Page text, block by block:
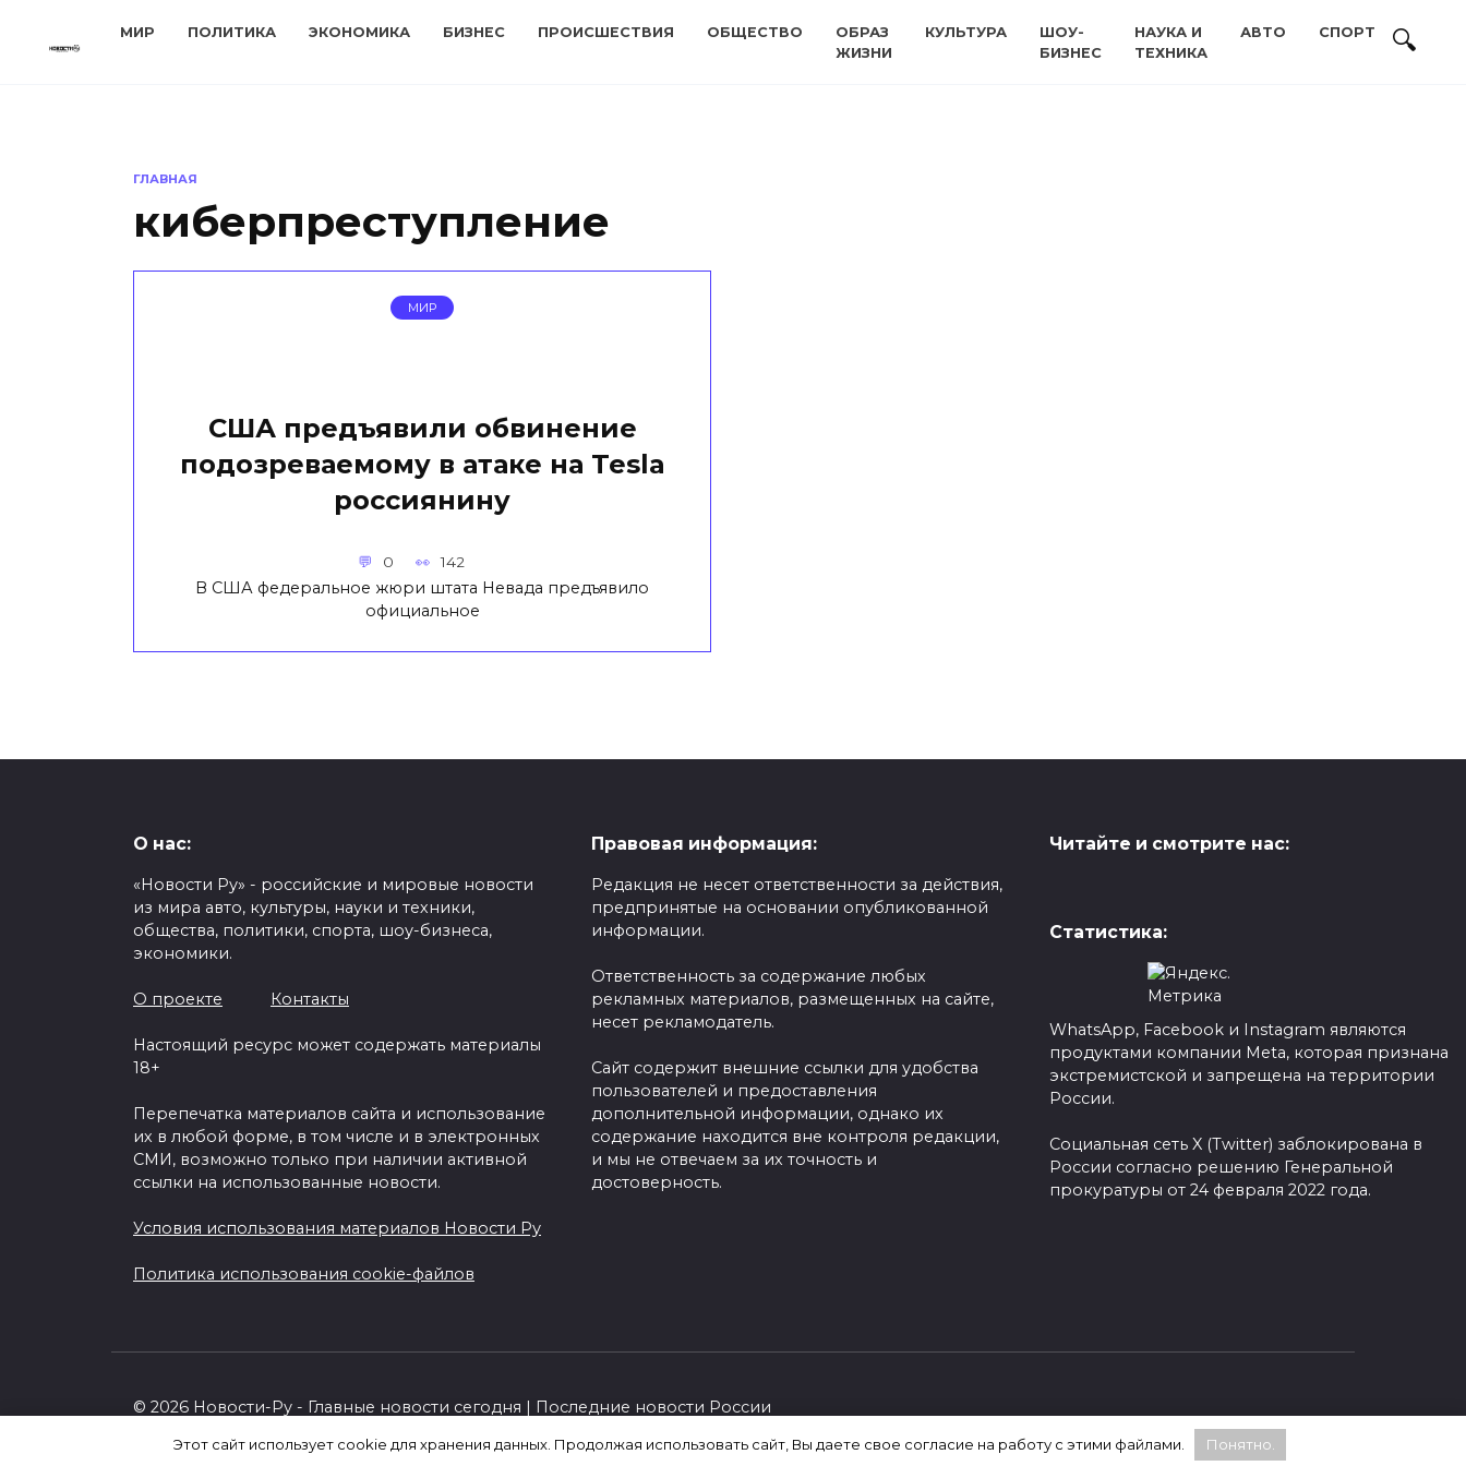
МИР ПОЛИТИКА ЭКОНОМИКА БИЗНЕС ПРОИСШЕСТВИЯ ОБЩЕСТВО
ОБРАЗ
ЖИЗНИ
КУЛЬТУРА
ШОУ-
БИЗНЕС
НАУКА И
ТЕХНИКА
АВТО СПОРТ
ГЛАВНАЯ
киберпреступление
МИР
США предъявили обвинение
подозреваемому в атаке на Tesla
россиянину
0 142
В США федеральное жюри штата Невада предъявило
официальное
О нас:
«Новости Ру» - российские и мировые новости
из мира авто, культуры, науки и техники,
общества, политики, спорта, шоу-бизнеса,
экономики.
О проекте Контакты
Настоящий ресурс может содержать материалы
18+
Перепечатка материалов сайта и использование
их в любой форме, в том числе и в электронных
СМИ, возможно только при наличии активной
ссылки на использованные новости.
Условия использования материалов Новости Ру
Политика использования cookie-файлов
Правовая информация:
Редакция не несет ответственности за действия,
предпринятые на основании опубликованной
информации.
Ответственность за содержание любых
рекламных материалов, размещенных на сайте,
несет рекламодатель.
Сайт содержит внешние ссылки для удобства
пользователей и предоставления
дополнительной информации, однако их
содержание находится вне контроля редакции,
и мы не отвечаем за их точность и
достоверность.
Читайте и смотрите нас:
Статистика:
WhatsApp, Facebook и Instagram являются
продуктами компании Meta, которая признана
экстремистской и запрещена на территории
России.
Социальная сеть X (Twitter) заблокирована в
России согласно решению Генеральной
прокуратуры от 24 февраля 2022 года.
© 2026 Новости-Ру - Главные новости сегодня | Последние новости России
Этот сайт использует cookie для хранения данных. Продолжая использовать сайт, Вы даете свое согласие на работу с этими файлами. Понятно.